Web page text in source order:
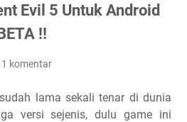
Evil 5 Untuk Android
!!
1 komentar
lama sekali tenar di dunia
versi sejenis, dulu game ini